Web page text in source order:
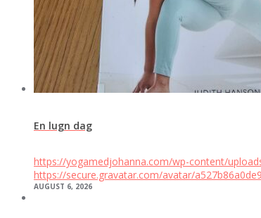
En lugn dag
https://yogamedjohanna.com/wp-content/
https://secure.gravatar.com/avatar/
AUGUST 6, 2026